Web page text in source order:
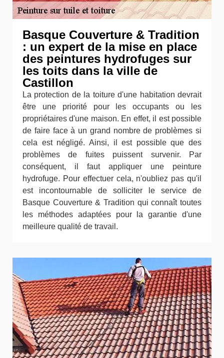
Basque Couverture & Tradition
: un expert de la mise en place
des peintures hydrofuges sur
les toits dans la ville de
Castillon
La protection de la toiture d'une habitation devrait
être une priorité pour les occupants ou les
propriétaires d'une maison. En effet, il est possible
de faire face à un grand nombre de problèmes si
cela est négligé. Ainsi, il est possible que des
problèmes de fuites puissent survenir. Par
conséquent, il faut appliquer une peinture
hydrofuge. Pour effectuer cela, n'oubliez pas qu'il
est incontournable de solliciter le service de
Basque Couverture & Tradition qui connaît toutes
les méthodes adaptées pour la garantie d'une
meilleure qualité de travail.